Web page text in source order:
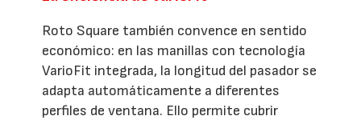
Roto Square también convence en sentido
económico: en las manillas con tecnología
VarioFit integrada, la longitud del pasador se
adapta automáticamente a diferentes
perfiles de ventana. Ello permite cubrir